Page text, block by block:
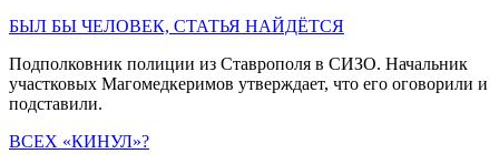
БЫЛ БЫ ЧЕЛОВЕК, СТАТЬЯ НАЙДЁТСЯ
Подполковник полиции из Ставрополя в СИЗО. Начальник
участковых Магомедкеримов утверждает, что его оговорили и
подставили.
ВСЕХ «КИНУЛ»?